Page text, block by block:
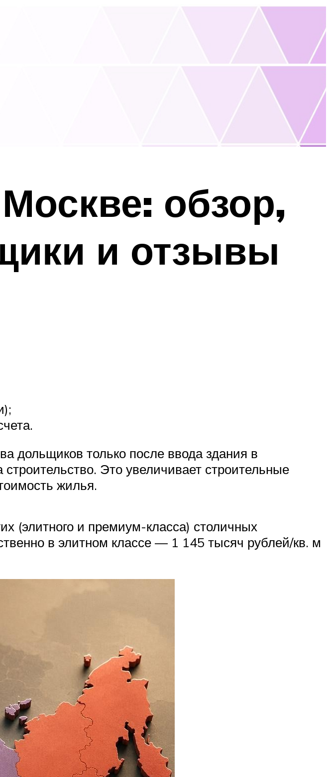
обзор,
и отзывы
дольщиков только после ввода здания в
Это увеличивает строительные
жилья.
(элитного и премиум-класса) столичных
в элитном классе — 1 145 тысяч рублей/кв. м